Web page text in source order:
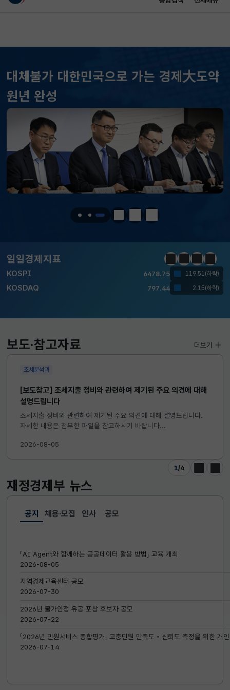
대체불가 대한민국으로 가는 경제大도약
원년 완성
정지 이전 다음
일일경제지표
6478.75 119.51(하락)
KOSDAQ 797.44 2.15(하락)
KOSPI 6478.75 119.51(하락)
KOSDAQ 797.44 2.15(하락)
KOSPI 6478.75 119.51(하락)
KOSDAQ
국고채(3년)
달러-원 1421.5000 3.2000(하락)
정지이전다음일일경
보도·참고자료
조세분석과
[보도참고] 조세지출 정비와 관련하여 제기된 주요 의견에 대해
설명드립니다
조세지출 정비와 관련하여 제기된 주요 의견에 대해 설명드립니다.
자세한 내용은 첨부한 파일을 참고하시기 바랍니다...
2026-08-05
1/4
이전 다음
더보기
재정경제부 뉴스
공지
선택됨
공지
「AI Agent와 함께하는 공공데이터 활용 방법」 교육 개최
2026-08-05
지역경제교육센터 공모
2026-07-30
2026년 물가안정 유공 포상 후보자 공모
2026-07-22
「2026년 민원서비스 종합평가」 고충민원 만족도‧신뢰도 측정을 위한 개
2026-07-14
채용·모집 인사 공모